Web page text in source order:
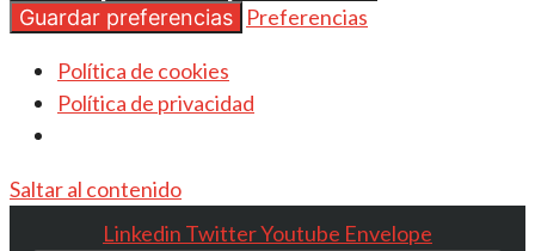
Guardar preferencias
Preferencias
Política de cookies
Política de privacidad
Saltar al contenido
Linkedin TwitterYoutube Envelope